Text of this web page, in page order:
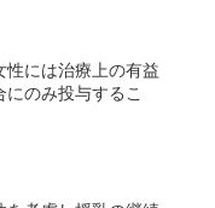
性には治療上の有益
のみ投与するこ